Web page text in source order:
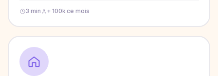
3 min + 100k ce mois